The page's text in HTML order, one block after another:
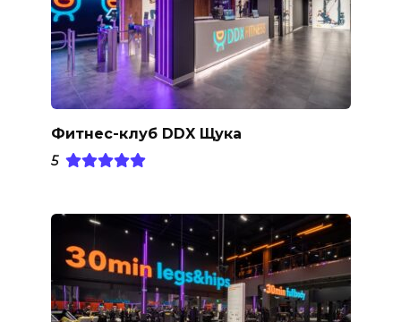
Фитнес-клуб DDX Щука
5